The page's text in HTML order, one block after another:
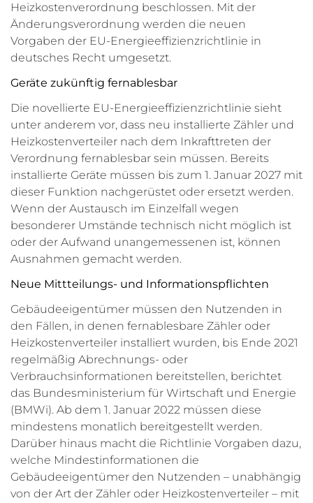
Heizkostenverordnung beschlossen. Mit der
Änderungsverordnung werden die neuen
Vorgaben der EU-Energieeffizienzrichtlinie in
deutsches Recht umgesetzt.
Geräte zukünftig fernablesbar
Die novellierte EU-Energieeffizienzrichtlinie sieht
unter anderem vor, dass neu installierte Zähler und
Heizkostenverteiler nach dem Inkrafttreten der
Verordnung fernablesbar sein müssen. Bereits
installierte Geräte müssen bis zum 1. Januar 2027 mit
dieser Funktion nachgerüstet oder ersetzt werden.
Wenn der Austausch im Einzelfall wegen
besonderer Umstände technisch nicht möglich ist
oder der Aufwand unangemessenen ist, können
Ausnahmen gemacht werden.
Neue Mittteilungs- und Informationspflichten
Gebäudeeigentümer müssen den Nutzenden in
den Fällen, in denen fernablesbare Zähler oder
Heizkostenverteiler installiert wurden, bis Ende 2021
regelmäßig Abrechnungs- oder
Verbrauchsinformationen bereitstellen, berichtet
das Bundesministerium für Wirtschaft und Energie
(BMWi). Ab dem 1. Januar 2022 müssen diese
mindestens monatlich bereitgestellt werden.
Darüber hinaus macht die Richtlinie Vorgaben dazu,
welche Mindestinformationen die
Gebäudeeigentümer den Nutzenden – unabhängig
von der Art der Zähler oder Heizkostenverteiler – mit